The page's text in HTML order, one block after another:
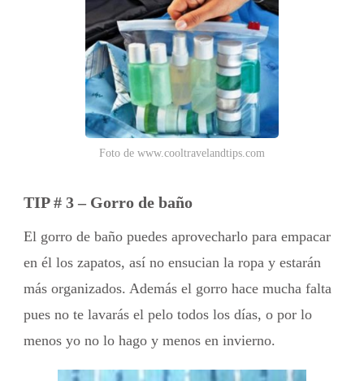
Foto de www.cooltravelandtips.com
TIP # 3 – Gorro de baño
El gorro de baño puedes aprovecharlo para empacar
en él los zapatos, así no ensucian la ropa y estarán
más organizados. Además el gorro hace mucha falta
pues no te lavarás el pelo todos los días, o por lo
menos yo no lo hago y menos en invierno.